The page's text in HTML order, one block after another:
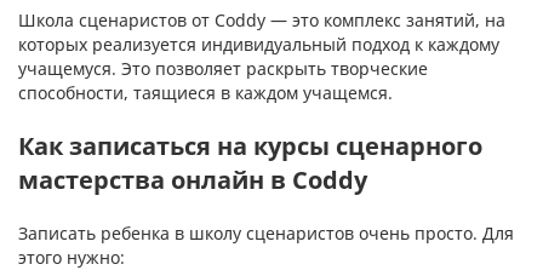
Школа сценаристов от Coddy — это комплекс занятий, на
которых реализуется индивидуальный подход к каждому
учащемуся. Это позволяет раскрыть творческие
способности, таящиеся в каждом учащемся.
Как записаться на курсы сценарного
мастерства онлайн в Coddy
Записать ребенка в школу сценаристов очень просто. Для
этого нужно: